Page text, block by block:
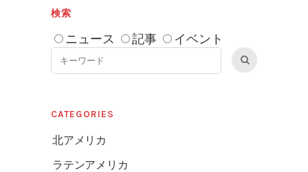
検索
ニュース 記事 イベント
CATEGORIES
北アメリカ
ラテンアメリカ